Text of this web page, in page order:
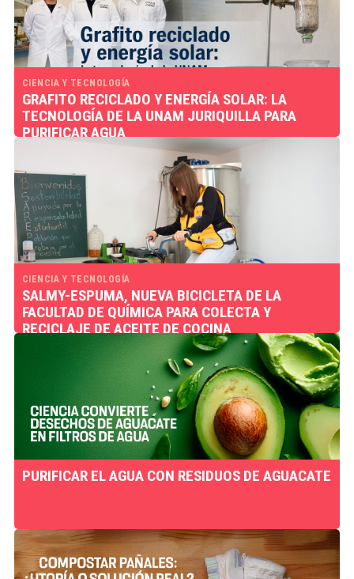
CIENCIA Y TECNOLOGÍA
GRAFITO RECICLADO Y ENERGÍA SOLAR: LA
TECNOLOGÍA DE LA UNAM JURIQUILLA PARA
PURIFICAR AGUA
CIENCIA Y TECNOLOGÍA
SALMY-ESPUMA, NUEVA BICICLETA DE LA
FACULTAD DE QUÍMICA PARA COLECTA Y
RECICLAJE DE ACEITE DE COCINA
PURIFICAR EL AGUA CON RESIDUOS DE AGUACATE